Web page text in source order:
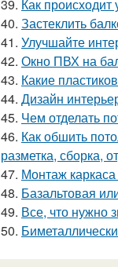
39. Как происходит
40. Застеклить
41. Улучшайте
42. Окно ПВХ на
43. Какие
44. Дизайн
45. Чем отделать
46. Как обшить
разметка, сборка,
47. Монтаж каркаса
48. Базальтовая
49. Все, что нужно
50.